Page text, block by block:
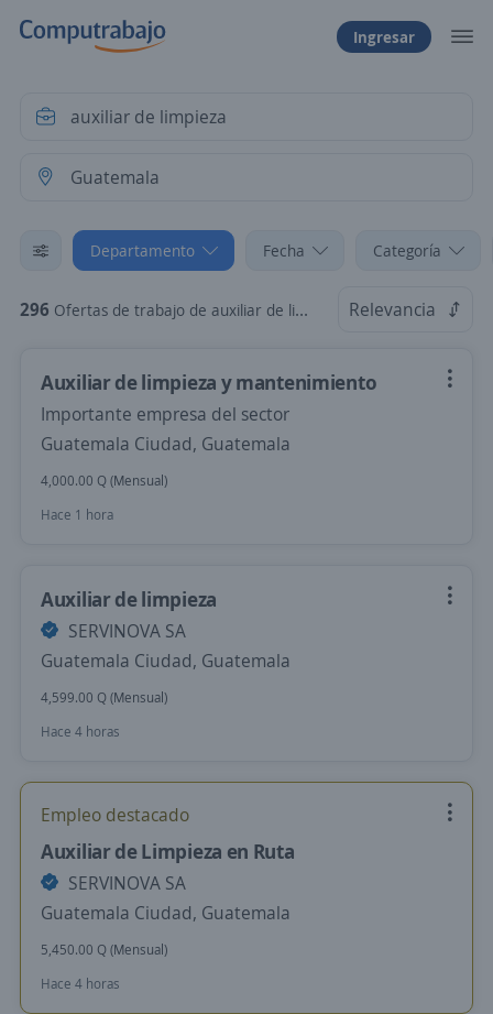
Ingresar
Departamento Fecha Categoría
296 Ofertas de trabajo de auxiliar de limpieza en Guatemala Relevancia
Auxiliar de limpieza y mantenimiento
Importante empresa del sector
Guatemala Ciudad, Guatemala
4,000.00 Q (Mensual)
Hace 1 hora
Auxiliar de limpieza
SERVINOVA SA
Guatemala Ciudad, Guatemala
4,599.00 Q (Mensual)
Hace 4 horas
Empleo destacado
Auxiliar de Limpieza en Ruta
SERVINOVA SA
Guatemala Ciudad, Guatemala
5,450.00 Q (Mensual)
Hace 4 horas